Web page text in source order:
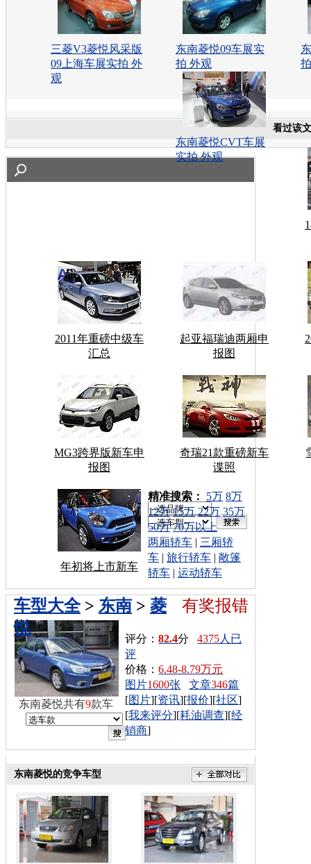
三菱V3菱悦风采版
09上海车展实拍 外
观
东南菱悦09车展实
拍 外观
东南菱悦CVT车展
实拍 外观
看过该
2011年重磅中级车
汇总
起亚福瑞迪两厢申
报图
MG3跨界版新车申
报图
奇瑞21款重磅新车
谍照
年初将上市新车
车型搜索：
精准搜索： 5万 8万
12万 15万 22万 35万
50万 70万以上
两厢轿车 | 三厢轿
车 | 旅行轿车 | 敞篷
轿车 | 运动轿车
有奖报错
车型大全> 东南 > 菱
悦
评分：82.4分4375人已
评
价格：6.48-8.79万元
图片1600张 文章346篇
[图片][资讯][报价][社区]
[我来评分][耗油调查][经
销商]
东南菱悦共有9款车
东南菱悦的竞争车型